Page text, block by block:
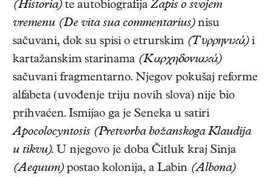
(Historia)te autobiografijaZapis o svojem
vremenu (De vita sua commentarius)nisu
sačuvani, dok su spisi o etrurskim (Τυρρηνıϰά)i
kartažanskim starinama (Καρχηδονıαϰά)
sačuvani fragmentarno. Njegov pokušaj reforme
alfabeta (uvođenje triju novih slova) nije bio
prihvaćen. Ismijao ga je Seneka u satiri
Apocolocyntosis (Pretvorba božanskoga Klaudija
u tikvu). U njegovo je doba Čitluk kraj Sinja
(Aequum)postao kolonija, a Labin (Albona)